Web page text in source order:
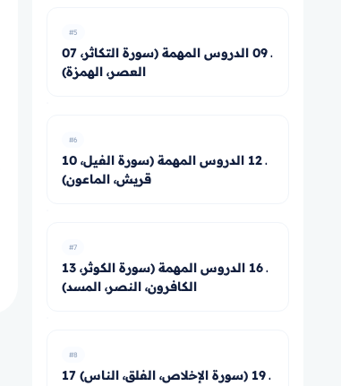
#5
07 ـ 09 الدروس المهمة (سورة التكاثر،
العصر، الهمزة)
#6
10 ـ 12 الدروس المهمة (سورة الفيل،
قريش، الماعون)
#7
13 ـ 16 الدروس المهمة (سورة الكوثر،
الكافرون، النصر، المسد)
#8
17 ـ 19 (سورة الإخلاص، الفلق، الناس)